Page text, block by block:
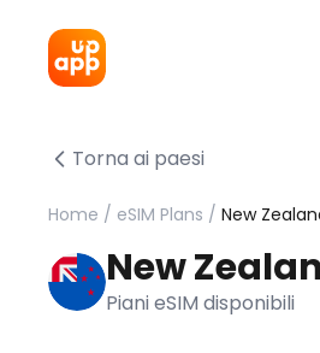
Torna ai paesi
Home / eSIM Plans / New
New
Piani eSIM disponibili